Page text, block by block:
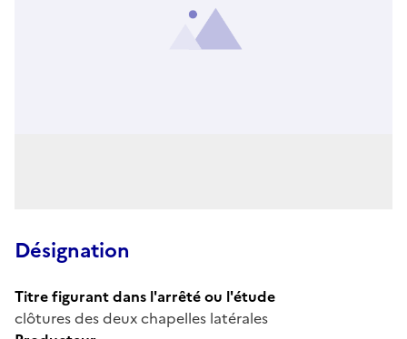
Désignation
Titre figurant dans l'arrêté ou l'étude
clôtures des deux chapelles latérales